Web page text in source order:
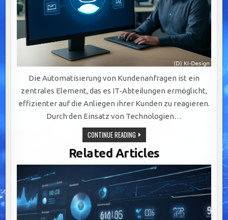
Die Automatisierung von Kundenanfragen ist ein
zentrales Element, das es IT-Abteilungen ermöglicht,
effizienter auf die Anliegen ihrer Kunden zu reagieren.
Durch den Einsatz von Technologien…
CONTINUE READINGEFFIZIENTE
AUTOMATISIERUNG
VON
KUNDENANFRAGEN:
CHATBOTS
UND
SYSTEME
VERBESSERN
SERVICEQUALITÄT
UND
Related Articles